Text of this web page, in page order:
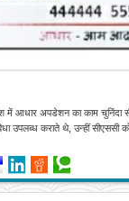
में आधार अपडेशन का काम चुनिंदा
उपलब्ध कराते थे, उन्हीं